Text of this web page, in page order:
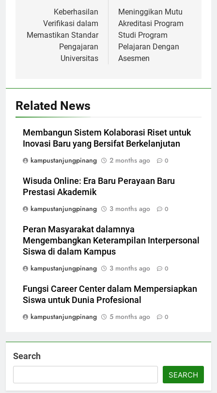
navigation
Keberhasilan
Verifikasi dalam
Memastikan Standar
Pengajaran
Universitas
Meninggikan Mutu
Akreditasi Program
Studi Program
Pelajaran Dengan
Asesmen
Related News
Membangun Sistem Kolaborasi Riset untuk
Inovasi Baru yang Bersifat Berkelanjutan
kampustanjungpinang
2 months ago 0
Wisuda Online: Era Baru Perayaan Baru
Prestasi Akademik
kampustanjungpinang
3 months ago 0
Peran Masyarakat dalamnya
Mengembangkan Keterampilan Interpersonal
Siswa di dalam Kampus
kampustanjungpinang
3 months ago 0
Fungsi Career Center dalam Mempersiapkan
Siswa untuk Dunia Profesional
kampustanjungpinang
5 months ago 0
Search
SEARCH